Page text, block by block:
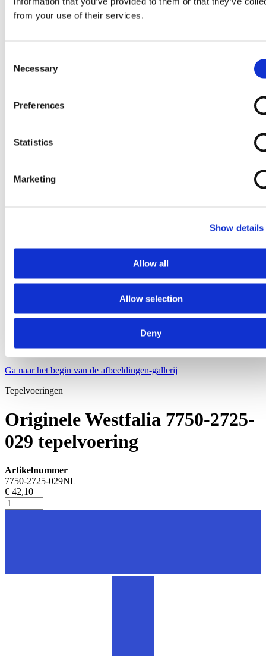
from your use of their services.
Selection
Necessary
Preferences
Statistics
Marketing
Show details
Allow all
Allow selection
Deny
Home
Melkmachine
Ga naar het begin van de afbeeldingen-gallerij
Tepelvoeringen
Originele Westfalia 7750-2725-
029 tepelvoering
Artikelnummer
7750-2725-029NL
€ 42,10